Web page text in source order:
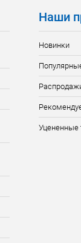
Наши
Новинки
Уцененные